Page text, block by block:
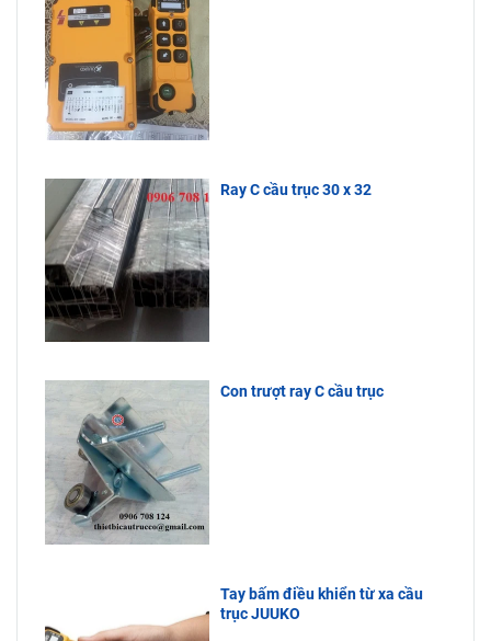
chuyển hàng
hoá…Quý
khách cần
liên hệ đến
Công Ty
Bách Phương
để được tư
dài.
Ray C cầu trục 30 x 32
Con trượt ray C cầu trục
Tay bấm điều khiển từ xa cầu
trục JUUKO